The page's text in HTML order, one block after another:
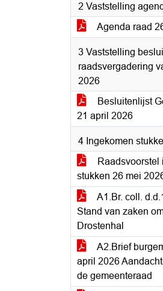
2 Vaststelling
Agenda raad
3 Vaststelling
raadsvergadering
2026
Besluitenlijst
21 april 2026
4 Ingekomen
Raadsvoorstel
stukken 26 mei
A1.Br. coll.
Stand van zaken
Drostenhal
A2.Brief
april 2026
de gemeenteraad